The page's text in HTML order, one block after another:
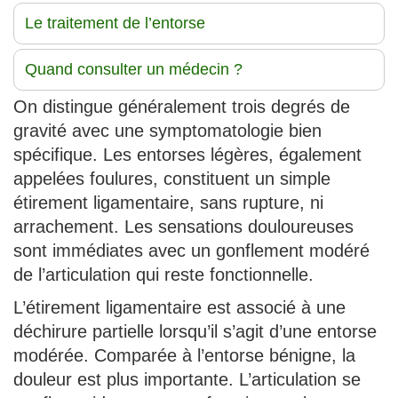
Le traitement de l’entorse
Quand consulter un médecin ?
On distingue généralement trois degrés de
gravité avec une symptomatologie bien
spécifique. Les entorses légères, également
appelées foulures, constituent un simple
étirement ligamentaire, sans rupture, ni
arrachement. Les sensations douloureuses
sont immédiates avec un gonflement modéré
de l’articulation qui reste fonctionnelle.
L’étirement ligamentaire est associé à une
déchirure partielle lorsqu’il s’agit d’une entorse
modérée. Comparée à l’entorse bénigne, la
douleur est plus importante. L’articulation se